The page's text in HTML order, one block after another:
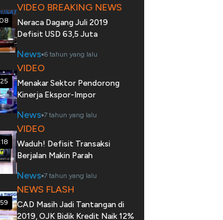
VIDEO BREAKING NEWS
Neraca Dagang Juli 2019
Defisit USD 63,5 Juta
News 6 tahun yang lalu
VIDEO
Menakar Sektor Pendorong
Kinerja Ekspor-Impor
News 7 tahun yang lalu
VIDEO
Waduh! Defisit Transaksi
Berjalan Makin Parah
News 7 tahun yang lalu
NEWS FLASH
CAD Masih Jadi Tantangan di
2019, OJK Bidik Kredit Naik 12%